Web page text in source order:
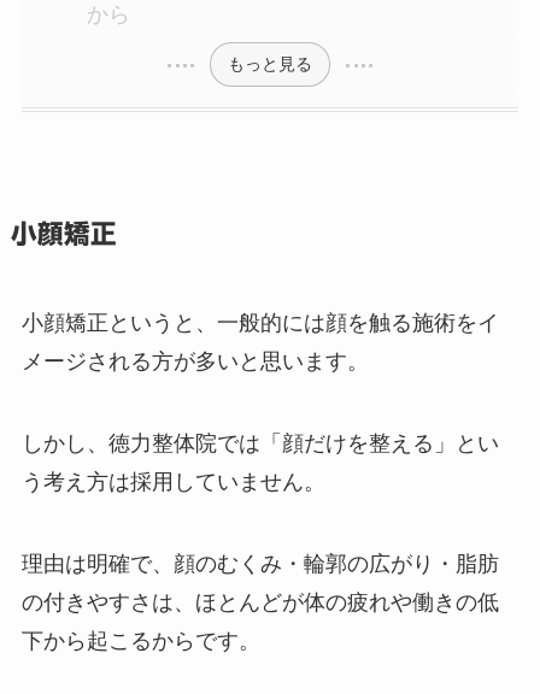
から
もっと見る
小顔矯正
小顔矯正というと、一般的には顔を触る施術をイ
メージされる方が多いと思います。
しかし、徳力整体院では「顔だけを整える」とい
う考え方は採用していません。
理由は明確で、顔のむくみ・輪郭の広がり・脂肪
の付きやすさは、ほとんどが体の疲れや働きの低
下から起こるからです。